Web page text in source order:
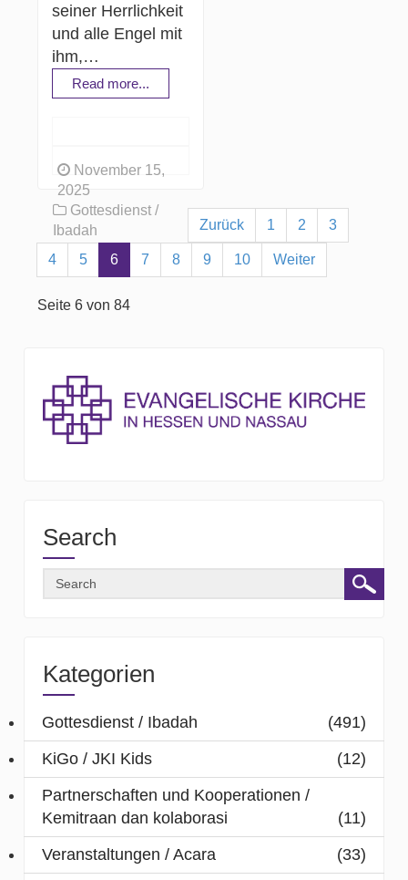
seiner Herrlichkeit
und alle Engel mit
ihm,…
Read more...
November 15,
2025
Gottesdienst /
Ibadah
Zurück 1 2 3
4 5 6 7 8 9 10 Weiter
Seite 6 von 84
Search
Kategorien
Gottesdienst / Ibadah
(491)
KiGo / JKI Kids
(12)
Partnerschaften und Kooperationen /
Kemitraan dan kolaborasi
(11)
Veranstaltungen / Acara
(33)